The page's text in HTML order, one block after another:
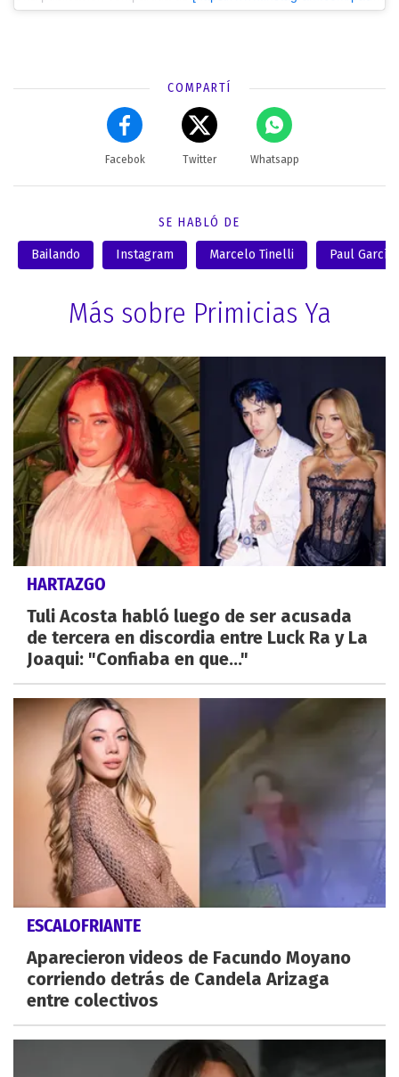
COMPARTÍ
Facebok Twitter Whatsapp
SE HABLÓ DE
Bailando Instagram Marcelo Tinelli Paul García
Más sobre Primicias Ya
HARTAZGO
Tuli Acosta habló luego de ser acusada
de tercera en discordia entre Luck Ra y La
Joaqui: "Confiaba en que..."
ESCALOFRIANTE
Aparecieron videos de Facundo Moyano
corriendo detrás de Candela Arizaga
entre colectivos